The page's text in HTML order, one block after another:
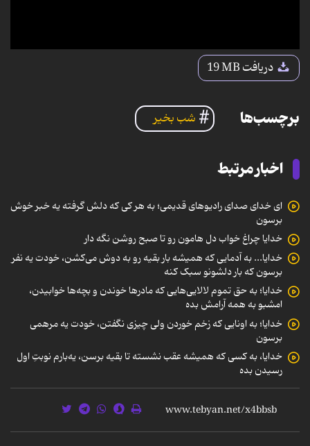
0
دریافت19 MB
برچسب‌ها شب بخیر
اخبار مرتبط
ای خدای صدای رادیوهای قدیمی؛ به هر کی که دلش گرفته یه خبر خوش
برسون
خدایا چراغ خواب دل هامون رو تا صبح روشن نگه دار
خدایا... به آدمایی که همیشه بار بقیه رو به دوش می‌کشن، خودت یه نفر
برسون که بار دلشونو سبک کنه
خدایا؛ به حق تموم لالایی‌هایی که مادرها خوندن و بچه‌ها خوابیدن،
امشبو به همه آرامش بده
خدایا؛ به اونایی که زخم خوردن ولی چیزی نگفتن، خودت یه مرهمی
برسون
خدایا، به کسی که همیشه عقب نشسته تا بقیه برسن، یه‌بارم نوبتِ اول
رسیدن بده